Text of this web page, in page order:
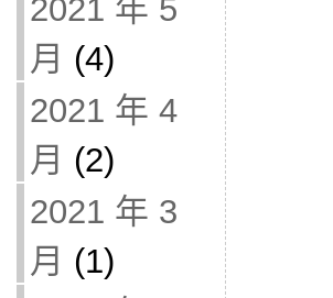
2021 年 5
月 (4)
2021 年 4
月 (2)
2021 年 3
月 (1)